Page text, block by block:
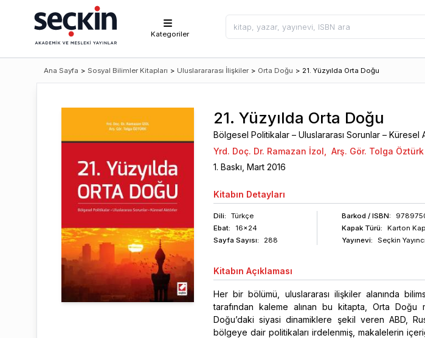
Kategoriler
Ana Sayfa > Sosyal Bilimler Kitapları > Uluslarararası İlişkiler > Orta Doğu > 21. Yüzyılda Orta Doğu
21. Yüzyılda Orta Doğu
Bölgesel Politikalar – Uluslararası Sorunlar – Küresel
Yrd. Doç. Dr. Ramazan İzol
Arş. Gör. Tolga Öztürk
1. Baskı, Mart 2016
Kitabın Detayları
Dili:
Türkçe
Ebat:
16x24
Sayfa Sayısı: 288
Barkod / ISBN:
Kapak Türü:
Karton
Yayınevi:
Seçkin
Kitabın Açıklaması
Her bir bölümü, uluslararası ilişkiler alanında
tarafından kaleme alınan bu kitapta, Orta
Doğu’daki siyasi dinamiklere şekil veren ABD,
bölgeye dair politikaları irdelenmiş, makalelerin